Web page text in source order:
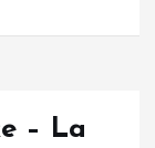
– La